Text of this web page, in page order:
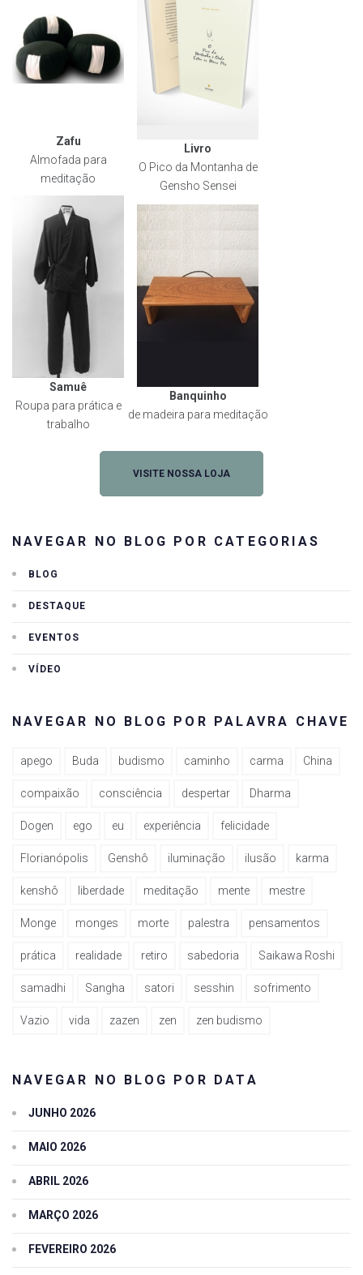
Zafu
Almofada para
meditação
Livro
O Pico da Montanha de
Gensho Sensei
Samuê
Roupa para prática e
trabalho
Banquinho
de madeira para meditação
VISITE NOSSA LOJA
NAVEGAR NO BLOG POR CATEGORIAS
BLOG
DESTAQUE
EVENTOS
VÍDEO
NAVEGAR NO BLOG POR PALAVRA CHAVE
apego Buda budismo caminho carma China
compaixão consciência despertar Dharma
Dogen ego eu experiência felicidade
Florianópolis Genshô iluminação ilusão karma
kenshô liberdade meditação mente mestre
Monge monges morte palestra pensamentos
prática realidade retiro sabedoria Saikawa Roshi
samadhi Sangha satori sesshin sofrimento
Vazio vida zazen zen zen budismo
NAVEGAR NO BLOG POR DATA
JUNHO 2026
MAIO 2026
ABRIL 2026
MARÇO 2026
FEVEREIRO 2026